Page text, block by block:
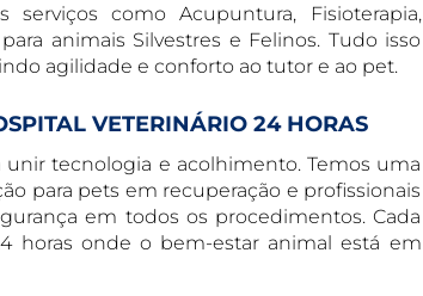
como Acupuntura, Fisioterapia,
animais Silvestres e Felinos. Tudo isso
agilidade e conforto ao tutor e ao pet.
VETERINÁRIO 24 HORAS
tecnologia e acolhimento. Temos uma
para pets em recuperação e profissionais
em todos os procedimentos. Cada
horas onde o bem-estar animal está em